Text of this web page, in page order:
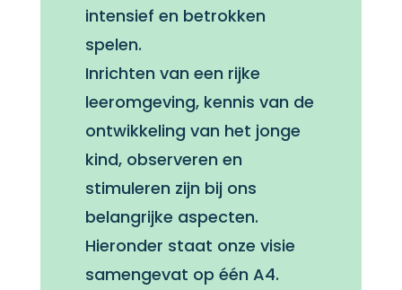
intensief en betrokken
spelen.
Inrichten van een rijke
leeromgeving, kennis van de
ontwikkeling van het jonge
kind, observeren en
stimuleren zijn bij ons
belangrijke aspecten.
Hieronder staat onze visie
samengevat op één A4.